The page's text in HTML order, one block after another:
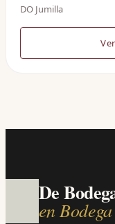
DO Jumilla
De
en Bodega